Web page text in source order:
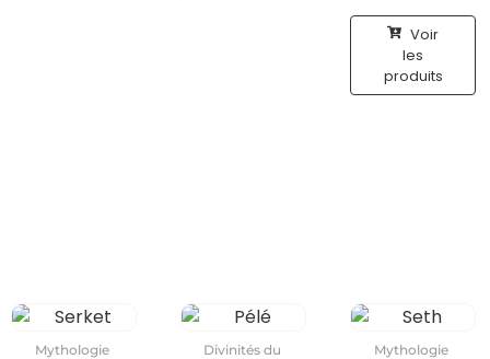
Voir
les
produits
Mythologie
Divinités du
Mythologie